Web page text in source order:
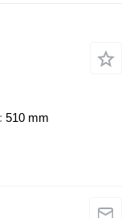
510 mm